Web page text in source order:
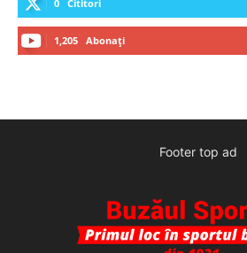
0 Cititori
1,205 Abonați
Footer top ad